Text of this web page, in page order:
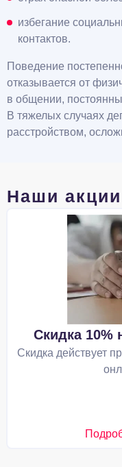
избегание
контактов.
Поведение
отказывается от
в общении,
В тяжелых случаях
расстройством,
Наши акции
Скидка 10%
Скидка действует